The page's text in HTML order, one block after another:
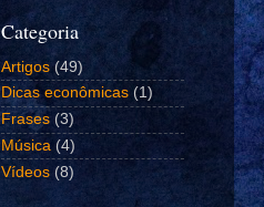
Categoria
Artigos (49)
Dicas econômicas (1)
Frases (3)
Música (4)
Vídeos (8)